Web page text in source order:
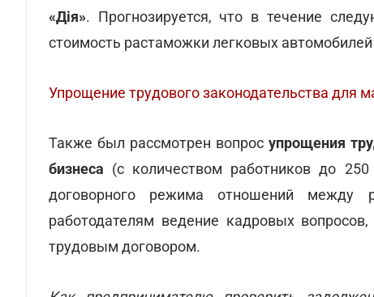
«Дія». Прогнозируется, что в течение
стоимость растаможки легковых
Упрощение трудового законодательства для
Также был рассмотрен вопрос упрощения
бизнеса (с количеством работников до
договорного режима отношений между
работодателям ведение кадровых
трудовым договором.